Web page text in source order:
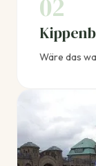
02
Wäre das